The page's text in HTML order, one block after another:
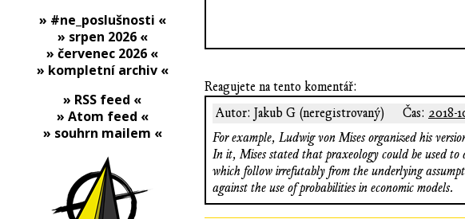
Reagujete na tento komentář:
Autor: Jakub G (neregistrovaný)
Čas: 2018-
For example, Ludwig von Mises organized his
In it, Mises stated that praxeology could be used to
which follow irrefutably from the underlying
against the use of probabilities in economic models.
» #ne_poslušnosti «
» srpen 2026 «
» červenec 2026 «
» kompletní archiv «
» RSS feed «
» Atom feed «
» souhrn mailem «